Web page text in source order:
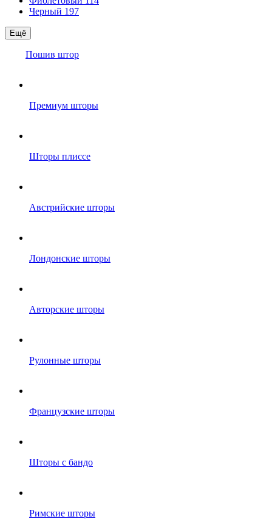
Черный 197
Ещё
Пошив штор
Премиум шторы
Шторы плиссе
Австрийские шторы
Лондонские шторы
Авторские шторы
Рулонные шторы
Французские шторы
Шторы с бандо
Римские шторы